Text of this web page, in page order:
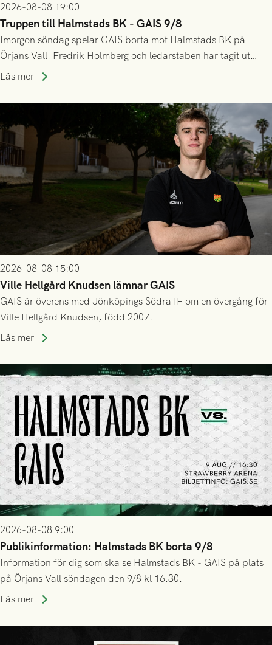
2026-08-08 19:00
Truppen till Halmstads BK - GAIS 9/8
Imorgon söndag spelar GAIS borta mot Halmstads BK på
Örjans Vall! Fredrik Holmberg och ledarstaben har tagit ut
följande trupp till matchen:
Läs mer
2026-08-08 15:00
Ville Hellgård Knudsen lämnar GAIS
GAIS är överens med Jönköpings Södra IF om en övergång för
Ville Hellgård Knudsen, född 2007.
Läs mer
2026-08-08 9:00
Publikinformation: Halmstads BK borta 9/8
Information för dig som ska se Halmstads BK - GAIS på plats
på Örjans Vall söndagen den 9/8 kl 16.30.
Läs mer